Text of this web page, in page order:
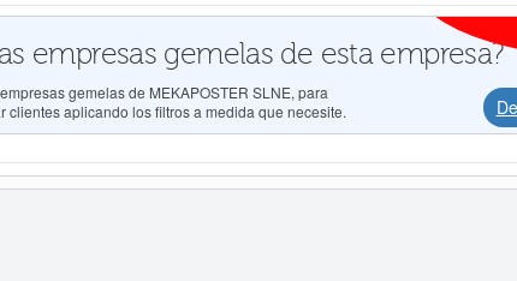
empresas gemelas de esta empresa?
gemelas de MEKAPOSTER SLNE, para
clientes aplicando los filtros a medida que necesite.